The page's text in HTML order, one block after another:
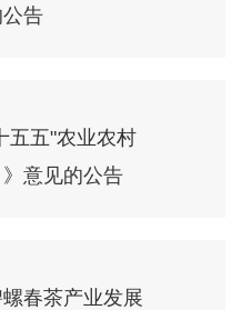
告
五五"农业农村
意见的公告
春茶产业发展